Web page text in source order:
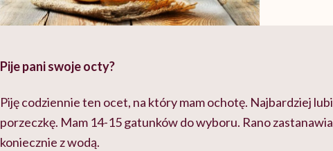
Pije pani swoje octy?
Piję codziennie ten ocet, na który mam ochotę. Najbardziej
porzeczkę. Mam 14-15 gatunków do wyboru. Rano
koniecznie z wodą.